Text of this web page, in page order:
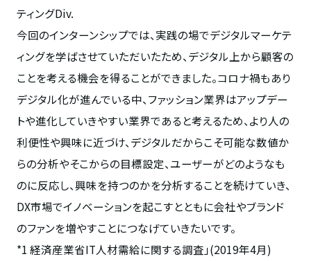
ティングDiv.
今回のインターンシップでは、実践の場でデジタルマーケテ
ィングを学ばさせていただいたため、デジタル上から顧客の
ことを考える機会を得ることができました。コロナ禍もあり
デジタル化が進んでいる中、ファッション業界はアップデー
トや進化していきやすい業界であると考えるため、より人の
利便性や興味に近づけ、デジタルだからこそ可能な数値か
らの分析やそこからの目標設定、ユーザーがどのようなも
のに反応し、興味を持つのかを分析することを続けていき、
DX市場でイノベーションを起こすとともに会社やブランド
のファンを増やすことにつなげていきたいです。
*1 経済産業省IT人材需給に関する調査」(2019年4月)